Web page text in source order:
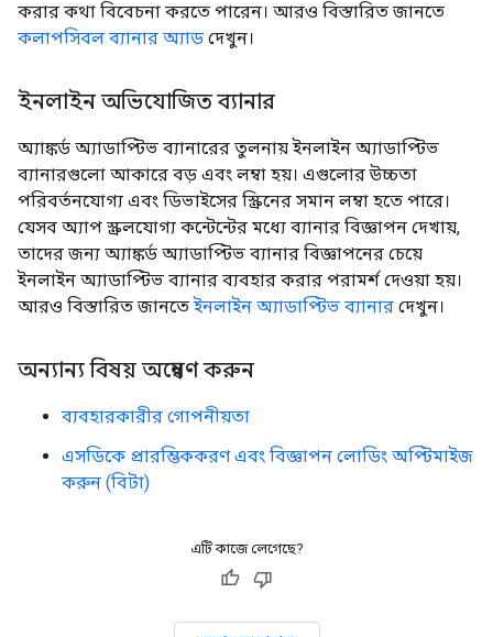
করার কথা বিবেচনা করতে পারেন। আরও বিস্তারিত জানতে
কলাপসিবল ব্যানার অ্যাড দেখুন।
ইনলাইন অভিযোজিত ব্যানার
অ্যাঙ্কর্ড অ্যাডাপ্টিভ ব্যানারের তুলনায় ইনলাইন অ্যাডাপ্টিভ
ব্যানারগুলো আকারে বড় এবং লম্বা হয়। এগুলোর উচ্চতা
পরিবর্তনযোগ্য এবং ডিভাইসের স্ক্রিনের সমান লম্বা হতে পারে।
যেসব অ্যাপ স্ক্রলযোগ্য কন্টেন্টের মধ্যে ব্যানার বিজ্ঞাপন দেখায়,
তাদের জন্য অ্যাঙ্কর্ড অ্যাডাপ্টিভ ব্যানার বিজ্ঞাপনের চেয়ে
ইনলাইন অ্যাডাপ্টিভ ব্যানার ব্যবহার করার পরামর্শ দেওয়া হয়।
আরও বিস্তারিত জানতেইনলাইন অ্যাডাপ্টিভ ব্যানার দেখুন।
অন্যান্য বিষয় অন্বেষণ করুন
ব্যবহারকারীর গোপনীয়তা
এসডিকে প্রারম্ভিককরণ এবং বিজ্ঞাপন লোডিং অপ্টিমাইজ
করুন (বিটা)
এটি কাজে লেগেছে?